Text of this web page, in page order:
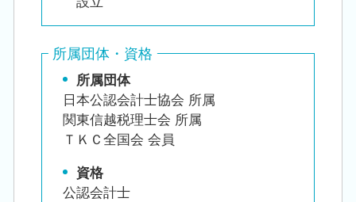
所属団体・資格
所属団体
日本公認会計士協会 所属
関東信越税理士会 所属
ＴＫＣ全国会 会員
資格
公認会計士